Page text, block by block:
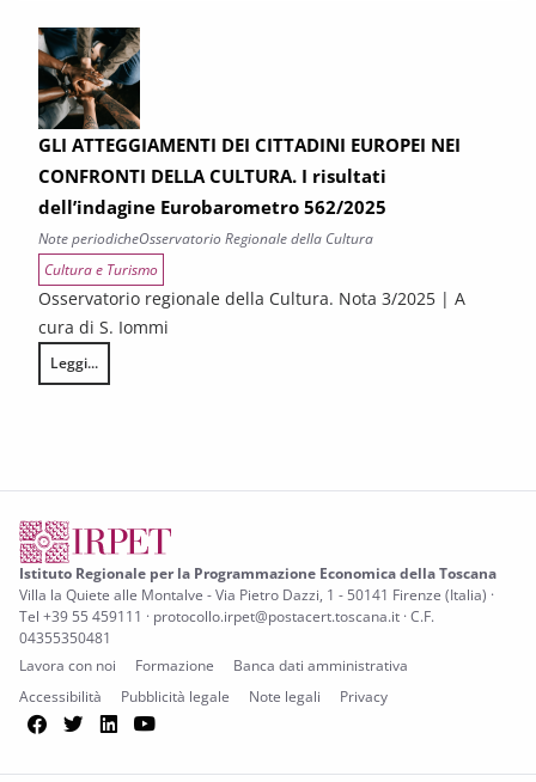
GLI ATTEGGIAMENTI DEI CITTADINI EUROPEI NEI
CONFRONTI DELLA CULTURA. I risultati
dell’indagine Eurobarometro 562/2025
Note periodicheOsservatorio Regionale della Cultura
Cultura e Turismo
Osservatorio regionale della Cultura. Nota 3/2025 | A
cura di S. Iommi
Leggi...
GLI ATTEGGIAMENTI DEI CITTADINI EUROPEI NEI CONFRONTI
Istituto Regionale per la Programmazione Economica della Toscana
Villa la Quiete alle Montalve - Via Pietro Dazzi, 1 - 50141 Firenze (Italia) ·
Tel +39 55 459111 · protocollo.irpet@postacert.toscana.it · C.F.
04355350481
Lavora con noi
Formazione
Banca dati amministrativa
Accessibilità
Pubblicità legale Note legali Privacy
Facebook
TwitterLinkedIn